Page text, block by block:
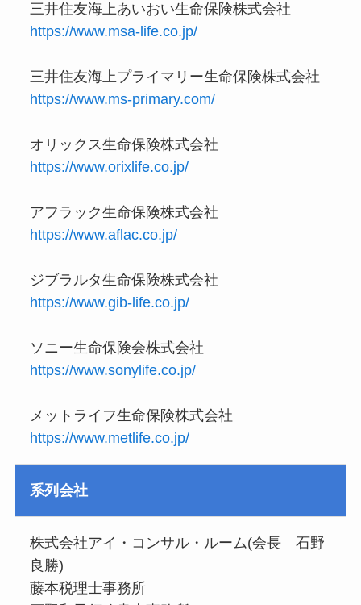
三井住友海上あいおい生命保険株式会社
https://www.msa-life.co.jp/
三井住友海上プライマリー生命保険株式会社
https://www.ms-primary.com/
オリックス生命保険株式会社
https://www.orixlife.co.jp/
アフラック生命保険株式会社
https://www.aflac.co.jp/
ジブラルタ生命保険株式会社
https://www.gib-life.co.jp/
ソニー生命保険会株式会社
https://www.sonylife.co.jp/
メットライフ生命保険株式会社
https://www.metlife.co.jp/
系列会社
株式会社アイ・コンサル・ルーム(会長 石野
良勝)
藤本税理士事務所